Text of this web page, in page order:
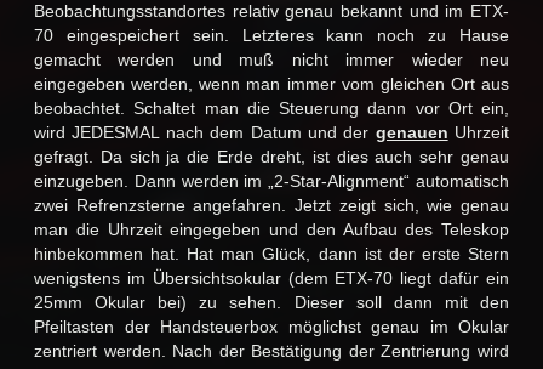
Beobachtungsstandortes relativ genau bekannt und im ETX-
70 eingespeichert sein. Letzteres kann noch zu Hause
gemacht werden und muß nicht immer wieder neu
eingegeben werden, wenn man immer vom gleichen Ort aus
beobachtet. Schaltet man die Steuerung dann vor Ort ein,
wird JEDESMAL nach dem Datum und der genauen Uhrzeit
gefragt. Da sich ja die Erde dreht, ist dies auch sehr genau
einzugeben. Dann werden im „2-Star-Alignment“ automatisch
zwei Refrenzsterne angefahren. Jetzt zeigt sich, wie genau
man die Uhrzeit eingegeben und den Aufbau des Teleskop
hinbekommen hat. Hat man Glück, dann ist der erste Stern
wenigstens im Übersichtsokular (dem ETX-70 liegt dafür ein
25mm Okular bei) zu sehen. Dieser soll dann mit den
Pfeiltasten der Handsteuerbox möglichst genau im Okular
zentriert werden. Nach der Bestätigung der Zentrierung wird